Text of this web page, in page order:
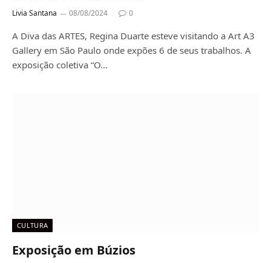
Livia Santana 08/08/2024 0
A Diva das ARTES, Regina Duarte esteve visitando a Art A3
Gallery em São Paulo onde expões 6 de seus trabalhos. A
exposição coletiva “O…
CULTURA
Exposição em Búzios